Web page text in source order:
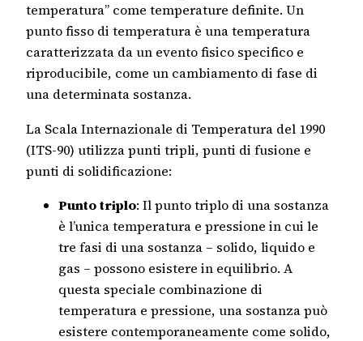
temperatura” come temperature definite. Un
punto fisso di temperatura è una temperatura
caratterizzata da un evento fisico specifico e
riproducibile, come un cambiamento di fase di
una determinata sostanza.
La Scala Internazionale di Temperatura del 1990
(ITS-90) utilizza punti tripli, punti di fusione e
punti di solidificazione:
Punto triplo: Il punto triplo di una sostanza
è l’unica temperatura e pressione in cui le
tre fasi di una sostanza – solido, liquido e
gas – possono esistere in equilibrio. A
questa speciale combinazione di
temperatura e pressione, una sostanza può
esistere contemporaneamente come solido,